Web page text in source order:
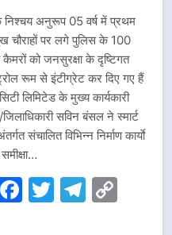
निश्चय अनुरूप 05 वर्ष में प्रथम
चौराहों पर लगे पुलिस के 100
कैमरों को जनसुरक्षा के दृष्टिगत
रूम से इंटीग्रेट कर दिए गए हैं
लिमिटेड के मुख्य कार्यकारी
सविन बंसल ने स्मार्ट
संचालित विभिन्न निर्माण कार्याे
Facebook
Twitter